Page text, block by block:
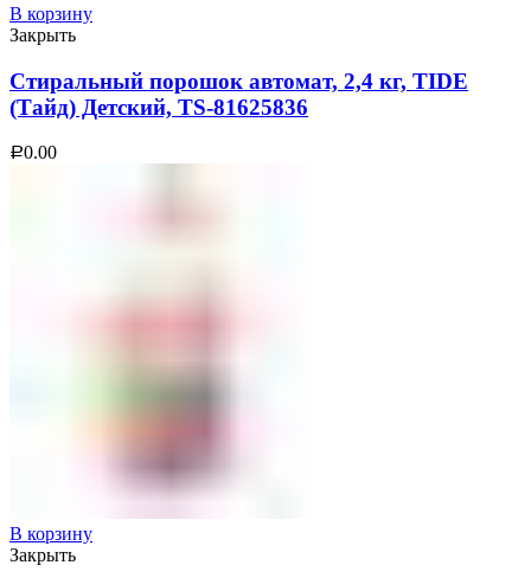
В корзину
Закрыть
Стиральный порошок автомат, 2,4 кг, TIDE
(Тайд) Детский, TS-81625836
Р0.00
В корзину
Закрыть